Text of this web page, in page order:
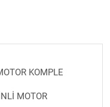
KOMPLE
MOTOR